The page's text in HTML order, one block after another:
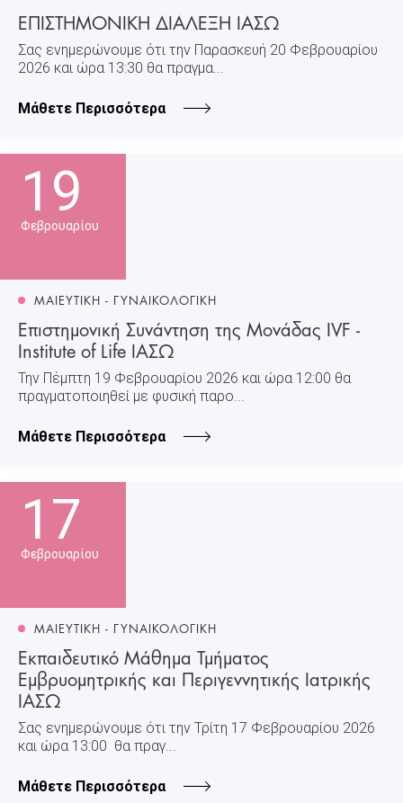
ΕΠΙΣΤΗΜΟΝΙΚΗ ΔΙΑΛΕΞΗ ΙΑΣΩ
Σας ενημερώνουμε ότι την Παρασκευή 20 Φεβρουαρίου
2026 και ώρα 13:30 θα πραγμα...
Μάθετε Περισσότερα
19
Φεβρουαρίου
ΜΑΙΕΥΤΙΚΗ - ΓΥΝΑΙΚΟΛΟΓΙΚΗ
Επιστημονική Συνάντηση της Μονάδας IVF -
Institute of Life ΙΑΣΩ
Την Πέμπτη 19 Φεβρουαρίου 2026 και ώρα 12:00 θα
πραγματοποιηθεί με φυσική παρο...
Μάθετε Περισσότερα
17
Φεβρουαρίου
ΜΑΙΕΥΤΙΚΗ - ΓΥΝΑΙΚΟΛΟΓΙΚΗ
Εκπαιδευτικό Μάθημα Τμήματος
Εμβρυομητρικής και Περιγεννητικής Ιατρικής
ΙΑΣΩ
Σας ενημερώνουμε ότι την Τρίτη 17 Φεβρουαρίου 2026
και ώρα 13:00 θα πραγ...
Μάθετε Περισσότερα